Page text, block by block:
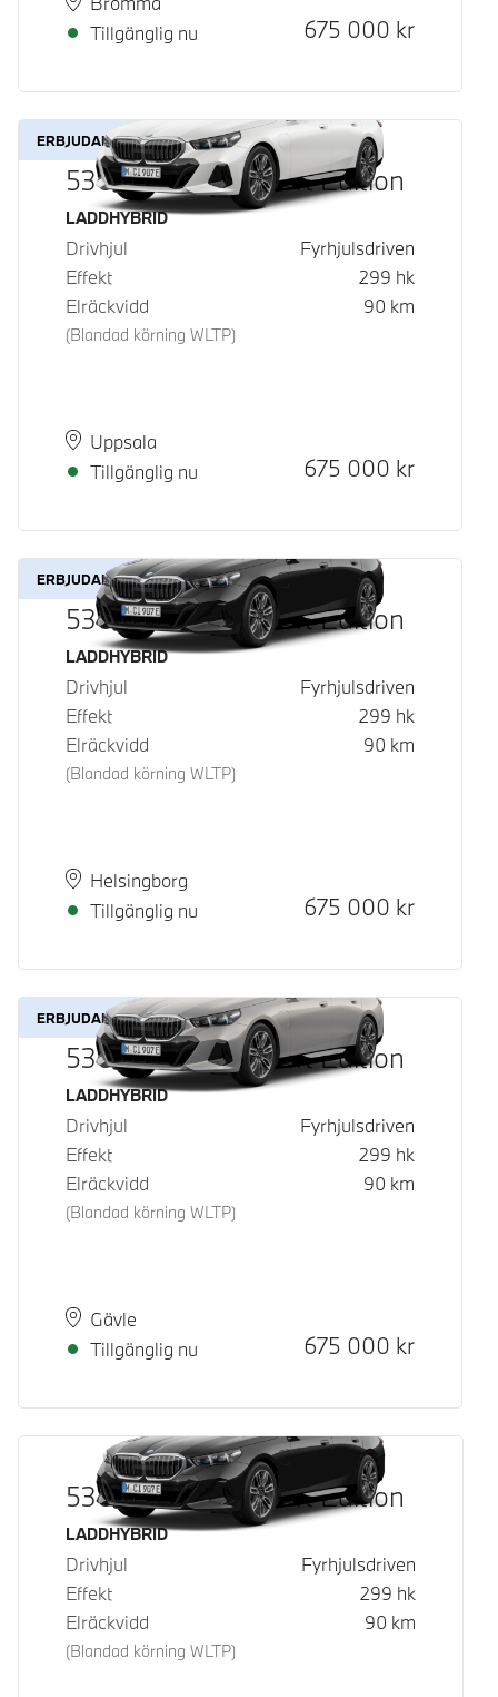
Tillgänglig nu
Kontantpris
675 000 kr
ERBJUDANDE
530e xDrive M Sport Edition
Bränsle
LADDHYBRID
Drivhjul
Fyrhjulsdriven
Effekt
299 hk
Elräckvidd
(Blandad körning WLTP)
90 km
PlatsUppsala
Leveranstid
Tillgänglig nu
Kontantpris
675 000 kr
ERBJUDANDE
530e xDrive M Sport Edition
Bränsle
LADDHYBRID
Drivhjul
Fyrhjulsdriven
Effekt
299 hk
Elräckvidd
(Blandad körning WLTP)
90 km
PlatsHelsingborg
Leveranstid
Tillgänglig nu
Kontantpris
675 000 kr
ERBJUDANDE
530e xDrive M Sport Edition
Bränsle
LADDHYBRID
Drivhjul
Fyrhjulsdriven
Effekt
299 hk
Elräckvidd
(Blandad körning WLTP)
90 km
PlatsGävle
Leveranstid
Tillgänglig nu
Kontantpris
675 000 kr
530e xDrive M Sport Edition
Bränsle
LADDHYBRID
Drivhjul
Fyrhjulsdriven
Effekt
299 hk
Elräckvidd
(Blandad körning WLTP)
90 km